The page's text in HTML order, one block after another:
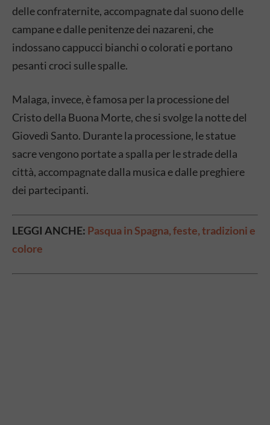
delle confraternite, accompagnate dal suono delle
campane e dalle penitenze dei nazareni, che
indossano cappucci bianchi o colorati e portano
pesanti croci sulle spalle.
Malaga, invece, è famosa per la processione del
Cristo della Buona Morte, che si svolge la notte del
Giovedì Santo. Durante la processione, le statue
sacre vengono portate a spalla per le strade della
città, accompagnate dalla musica e dalle preghiere
dei partecipanti.
LEGGI ANCHE: Pasqua in Spagna, feste, tradizioni e
colore